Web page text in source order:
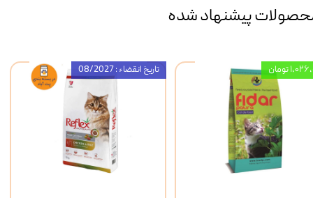
پیشنهاد شده
تاریخ انقضاء : 08/2027 تومان